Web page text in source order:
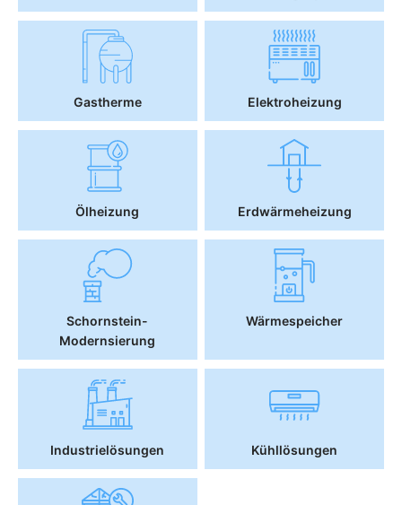
Gastherme Elektroheizung
Ölheizung Erdwärmeheizung
Schornstein-
Modernsierung
Wärmespeicher
Industrielösungen Kühllösungen